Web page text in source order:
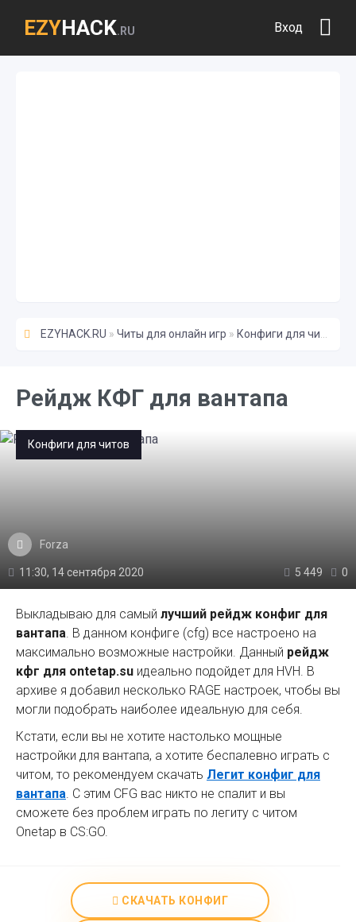
EZYHACK.RU Вход
EZYHACK.RU » Читы для онлайн игр » Конфиги для читов
Рейдж КФГ для вантапа
Конфиги для читов
Forza
11:30, 14 сентября 2020 5 449 0
Выкладываю для самый лучший рейдж конфиг для
вантапа. В данном конфиге (cfg) все настроено на
максимально возможные настройки. Данный рейдж
кфг для ontetap.su идеально подойдет для HVH. В
архиве я добавил несколько RAGE настроек, чтобы вы
могли подобрать наиболее идеальную для себя.
Кстати, если вы не хотите настолько мощные
настройки для вантапа, а хотите беспалевно играть с
читом, то рекомендуем скачать Легит конфиг для
вантапа. С этим CFG вас никто не спалит и вы
сможете без проблем играть по легиту с читом
Onetap в CS:GO.
СКАЧАТЬ КОНФИГ